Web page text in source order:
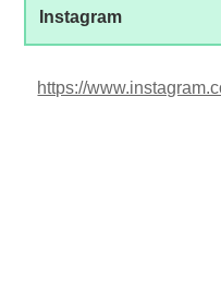
Instagram
https://